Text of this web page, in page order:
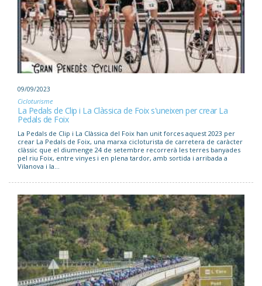
09/09/2023
Cicloturisme
La Pedals de Clip i La Clàssica de Foix s'uneixen per crear La
Pedals de Foix
La Pedals de Clip i La Clàssica del Foix han unit forces aquest 2023 per
crear La Pedals de Foix, una marxa cicloturista de carretera de caràcter
clàssic que el diumenge 24 de setembre recorrerà les terres banyades
pel riu Foix, entre vinyes i en plena tardor, amb sortida i arribada a
Vilanova i la...